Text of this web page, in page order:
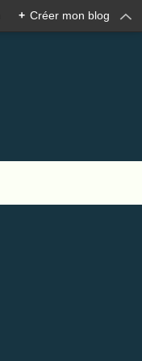
+ Créer mon blog